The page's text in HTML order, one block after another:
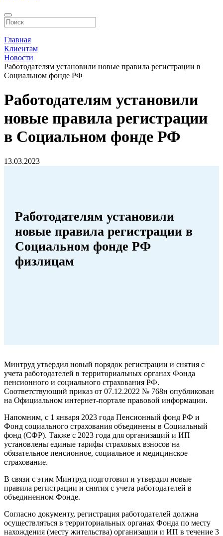
Главная
Клиентам
Новости
Работодателям установили новые правила регистрации в
Социальном фонде РФ
Работодателям установили
новые правила регистрации
в Социальном фонде РФ
13.03.2023
Работодателям установили
новые правила регистрации в
Социальном фонде РФ
физлицам
Минтруд утвердил новый порядок регистрации и снятия с
учета работодателей ‎в территориальных органах Фонда
пенсионного и социального страхования РФ.
Соответствующий приказ от 07.12.2022 № 768н опубликован
на Официальном интернет-портале правовой информации.
Напомним, с 1 января 2023 года Пенсионный фонд РФ и
Фонд социального страхования объединены в Социальный
фонд (СФР). Также с 2023 года для организаций и ИП
установлены единые тарифы страховых взносов на
обязательное пенсионное, социальное и медицинское
страхование.
В связи с этим Минтруд подготовил и утвердил новые
правила регистрации и снятия с учета работодателей в
объединенном Фонде.
Согласно документу, регистрация работодателей должна
осуществляться в территориальных органах Фонда по месту
нахождения (месту жительства) организации и ИП в течение 3